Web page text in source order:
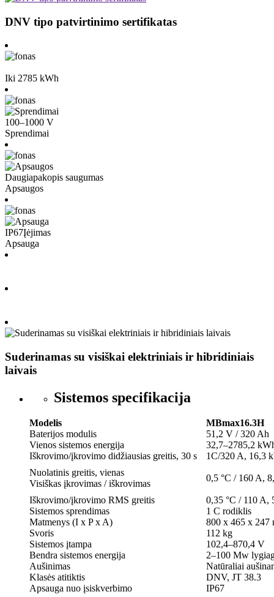
DNV tipo patvirtinimo sertifikatas
Iki 2785 kWh
100–1000 V
Sprendimai
Daugiapakopis saugumas
Apsaugos
IP67Įėjimas
Apsauga
Suderinamas su visiškai elektriniais ir hibridiniais
laivais
Sistemos specifikacija
Modelis
MBmax16.3H
Baterijos modulis
51,2 V / 320 Ah
Vienos sistemos energija
32,7–2785,2
Iškrovimo/įkrovimo didžiausias greitis, 30 s
1C/320 A, 16,3
Nuolatinis greitis, vienas
Visiškas įkrovimas / iškrovimas
0,5 °C / 160 A,
Iškrovimo/įkrovimo RMS greitis
0,35 °C / 110 A,
Sistemos sprendimas
1 C rodiklis
Matmenys (I x P x A)
800 x 465 x 247
Svoris
112 kg
Sistemos įtampa
102,4–870,4 V
Bendra sistemos energija
2–100 Mw
Aušinimas
Natūraliai
Klasės atitiktis
DNV, JT 38.3
Apsauga nuo įsiskverbimo
IP67